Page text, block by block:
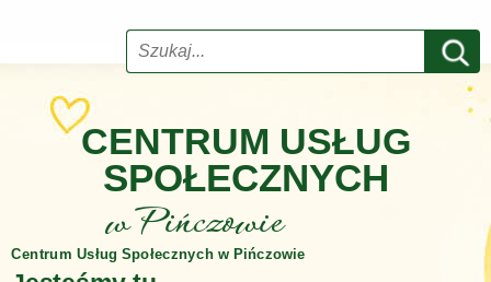
Szukaj
CENTRUM USŁUG
SPOŁECZNYCH
w Pińczowie
Centrum Usług Społecznych w Pińczowie